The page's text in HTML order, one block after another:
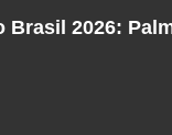
Brasil 2026: